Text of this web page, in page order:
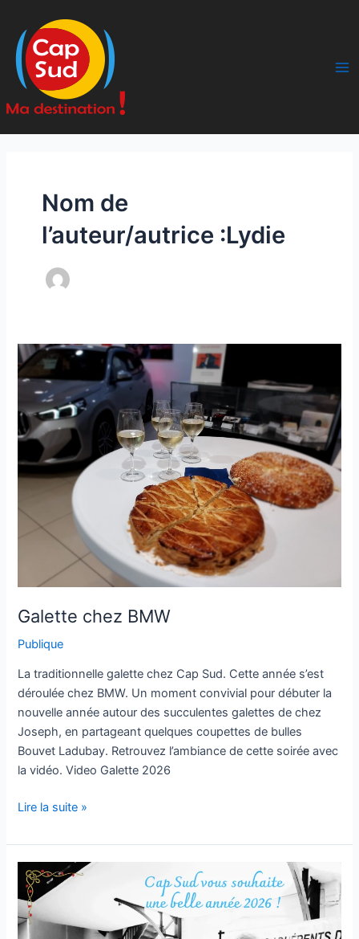
contenu
Nom de
l’auteur/autrice :Lydie
Galette chez BMW
Publique
La traditionnelle galette chez Cap Sud. Cette année s’est
déroulée chez BMW. Un moment convivial pour débuter la
nouvelle année autour des succulentes galettes de chez
Joseph, en partageant quelques coupettes de bulles
Bouvet Ladubay. Retrouvez l’ambiance de cette soirée avec
la vidéo. Video Galette 2026
Galette
chez
BMW
Lire la suite »
Meilleurs
voeux
de
Cap